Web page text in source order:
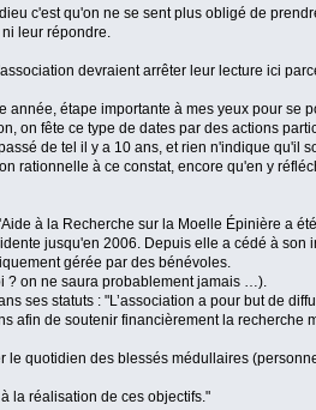
c'est qu'on ne se sent plus obligé de
leur répondre.
devraient arrêter leur lecture ici
année, étape importante à mes yeux pour se
on fête ce type de dates par des actions
de tel il y a 10 ans, et rien n'indique qu'il
rationnelle à ce constat, encore qu'en y
à la Recherche sur la Moelle Épinière a
jusqu'en 2006. Depuis elle a cédé à
gérée par des bénévoles.
? on ne saura probablement jamais …).
ses statuts : "L’association a pour but de
afin de soutenir financièrement la
le quotidien des blessés médullaires
la réalisation de ces objectifs."